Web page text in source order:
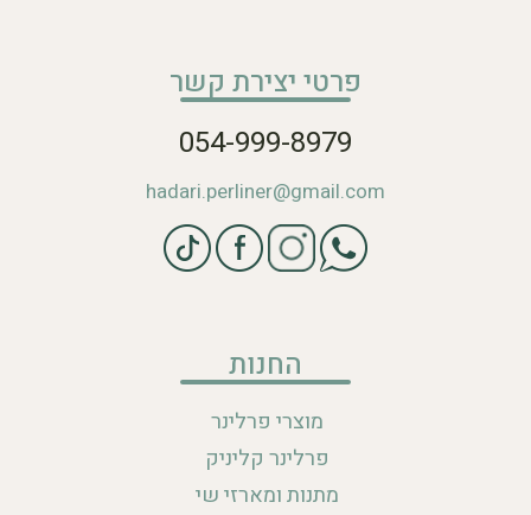
פרטי יצירת קשר
054-999-8979
hadari.perliner@gmail.com
החנות
מוצרי פרלינר
פרלינר קליניק
מתנות ומארזי שי